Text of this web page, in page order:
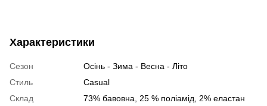
Характеристики
Сезон
Осінь - Зима - Весна - Літо
Стиль
Casual
Склад
73% бавовна, 25 % поліамід, 2% еластан